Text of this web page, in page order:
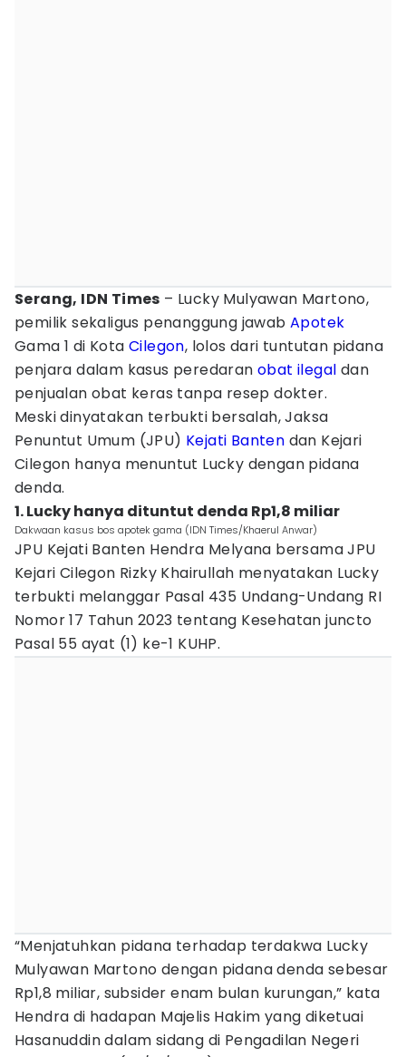
Serang, IDN Times – Lucky Mulyawan Martono,
pemilik sekaligus penanggung jawab Apotek
Gama 1 di KotaCilegon, lolos dari tuntutan pidana
penjara dalam kasus peredaran obat ilegal dan
penjualan obat keras tanpa resep dokter.
Meski dinyatakan terbukti bersalah, Jaksa
Penuntut Umum (JPU) Kejati Banten dan Kejari
Cilegon hanya menuntut Lucky dengan pidana
denda.
1. Lucky hanya dituntut denda Rp1,8 miliar
Dakwaan kasus bos apotek gama (IDN Times/Khaerul Anwar)
JPU Kejati Banten Hendra Melyana bersama JPU
Kejari Cilegon Rizky Khairullah menyatakan Lucky
terbukti melanggar Pasal 435 Undang-Undang RI
Nomor 17 Tahun 2023 tentang Kesehatan juncto
Pasal 55 ayat (1) ke-1 KUHP.
“Menjatuhkan pidana terhadap terdakwa Lucky
Mulyawan Martono dengan pidana denda sebesar
Rp1,8 miliar, subsider enam bulan kurungan,” kata
Hendra di hadapan Majelis Hakim yang diketuai
Hasanuddin dalam sidang di Pengadilan Negeri